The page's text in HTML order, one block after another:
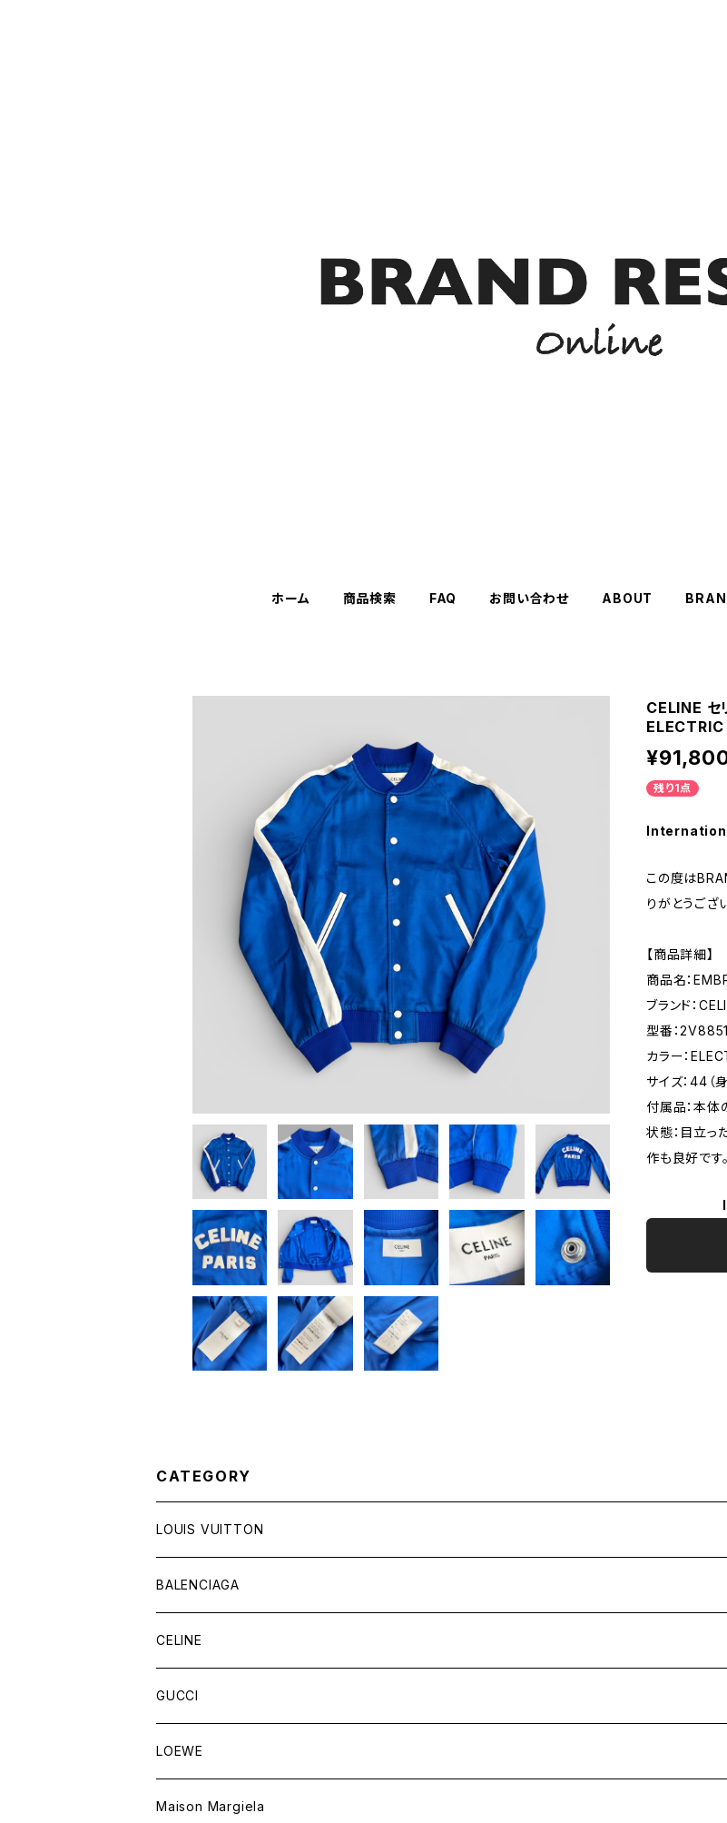
ホーム 商品検索 FAQ お問い合わせ ABOUT
CELINE セ
残り1点
この度は
りがとうござ
【商品詳細】
商品名：
ブランド：
型番：
カラー：
サイズ：44
付属品：本体
状態：目立っ
作も良好です
CATEGORY
LOUIS VUITTON
バッグ
財布&小物
ウェア
BALENCIAGA
バッグ
財布&小物
ウェア
CELINE
バッグ
財布&小物
ウェア
GUCCI
バッグ
財布&小物
LOEWE
Maison Margiela